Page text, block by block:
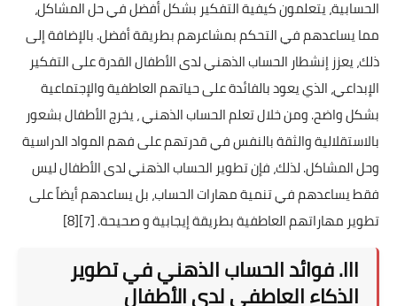
الحسابية، يتعلمون كيفية التفكير بشكل أفضل في حل المشاكل،
مما يساعدهم في التحكم بمشاعرهم بطريقة أفضل. بالإضافة إلى
ذلك، يعزز إنشطار الحساب الذهني لدى الأطفال القدرة على التفكير
الإبداعي، الذي يعود بالفائدة على حياتهم العاطفية والإجتماعية
بشكل واضح. ومن خلال تعلم الحساب الذهني ، يخرج الأطفال بشعور
بالاستقلالية والثقة بالنفس في قدرتهم على فهم المواد الدراسية
وحل المشاكل. لذلك، فإن تطوير الحساب الذهني لدى الأطفال ليس
فقط يساعدهم في تنمية مهارات الحساب، بل يساعدهم أيضاً على
تطوير مهاراتهم العاطفية بطريقة إيجابية و صحيحة.[7]
[8]
III. فوائد الحساب الذهني في تطوير
الذكاء العاطفي لدى الأطفال